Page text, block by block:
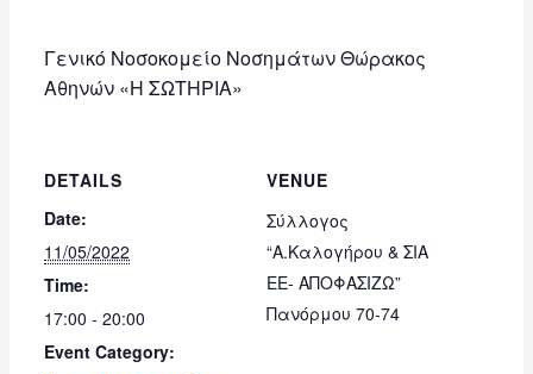
Γενικό Νοσοκομείο Νοσημάτων Θώρακος
Αθηνών «Η ΣΩΤΗΡΙΑ»
DETAILS
Date:
11/05/2022
Time:
17:00 - 20:00
Event Category:
VENUE
Σύλλογος
“Α.Καλογήρου & ΣΙΑ
ΕΕ- ΑΠΟΦΑΣΙΖΩ”
Πανόρμου 70-74